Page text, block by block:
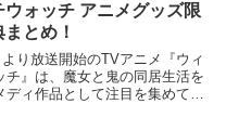
ウォッチ アニメグッズ限
とめ！
り放送開始のTVアニメ『ウィ
チ』は、魔女と鬼の同居生活を
ディ作品として注目を集めてい